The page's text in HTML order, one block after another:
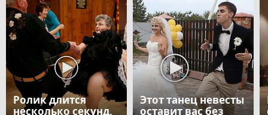
Ролик длится
несколько секунд,
Этот танец невесты
оставит вас без